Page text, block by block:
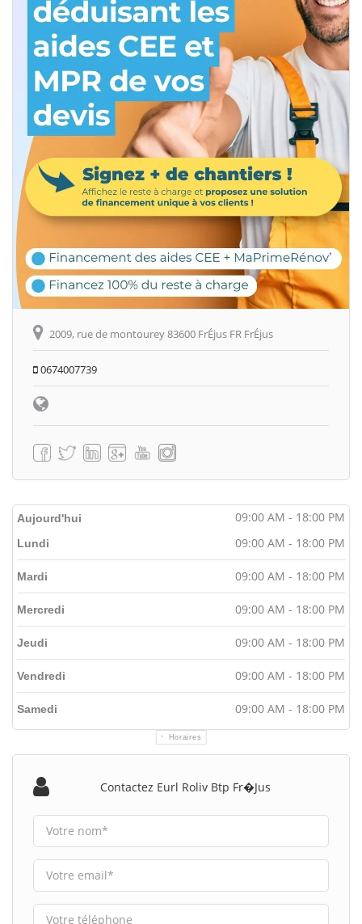
2009, rue de montourey 83600 FrÉjus FR FrÉjus
0674007739
Aujourd'hui 09:00 AM - 18:00 PM
Horaires
Lundi 09:00 AM - 18:00 PM
Mardi 09:00 AM - 18:00 PM
Mercredi 09:00 AM - 18:00 PM
Jeudi 09:00 AM - 18:00 PM
Vendredi 09:00 AM - 18:00 PM
Samedi 09:00 AM - 18:00 PM
Contactez Eurl Roliv Btp Fr�jus